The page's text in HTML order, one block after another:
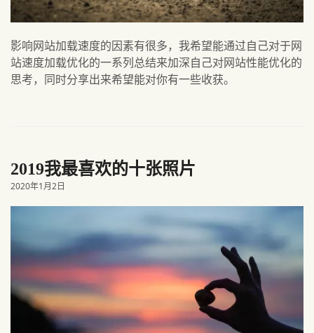
影响网站加载速度的因素有很多，我希望能通过自己对于网
站速度加载优化的一系列总结来加深自己对网站性能优化的
思考，同时分享出来希望能对你有一些收获。
2019我最喜欢的十张照片
2020年1月2日